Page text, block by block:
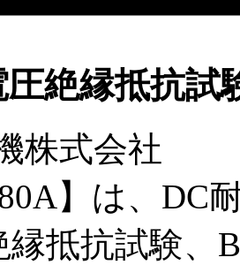
絶縁抵抗試
株式会社
】は、DC
縁抵抗試験、